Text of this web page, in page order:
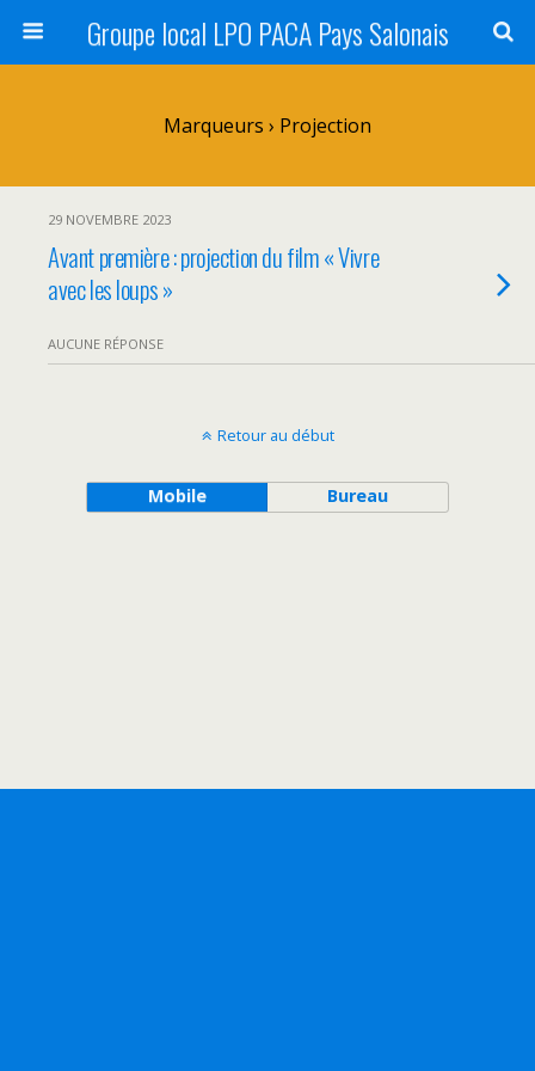
Groupe local LPO PACA Pays Salonais
Marqueurs › Projection
29 NOVEMBRE 2023
Avant première : projection du film « Vivre
avec les loups »
AUCUNE RÉPONSE
Retour au début
Mobile Bureau